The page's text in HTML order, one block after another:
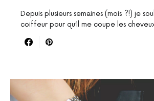
Depuis plusieurs semaines (mois ?!) je
coiffeur pour qu’il me coupe les